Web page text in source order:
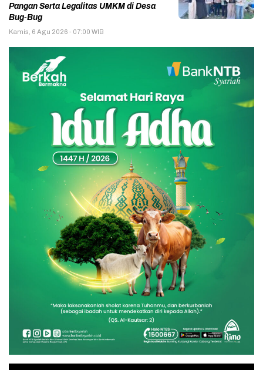
Pangan Serta Legalitas UMKM di Desa
Bug-Bug
Kamis, 6 Agu 2026 - 07:00 WIB